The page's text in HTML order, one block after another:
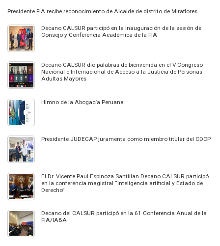
Presidente FIA recibe reconocimiento de Alcalde de distrito de Miraflores
Decano CALSUR participó en la inauguración de la sesión de
Consejo y Conferencia Académica de la FIA
Decano CALSUR dio palabras de bienvenida en el V Congreso
Nacional e Internacional de Acceso a la Justicia de Personas
Adultas Mayores
Himno de la Abogacía Peruana
Presidente JUDECAP juramenta como miembro titular del CDCP
El Dr. Vicente Paul Espinoza Santillan Decano CALSUR participó
en la conferencia magistral “Inteligencia artificial y Estado de
Derecho”
Decano del CALSUR participó en la 61 Conferencia Anual de la
FIA/IABA